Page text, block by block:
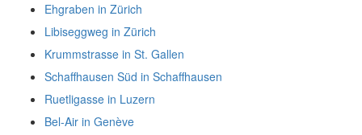
Ehgraben in Zürich
Libiseggweg in Zürich
Krummstrasse in St. Gallen
Schaffhausen Süd in Schaffhausen
Ruetligasse in Luzern
Bel-Air in Genève